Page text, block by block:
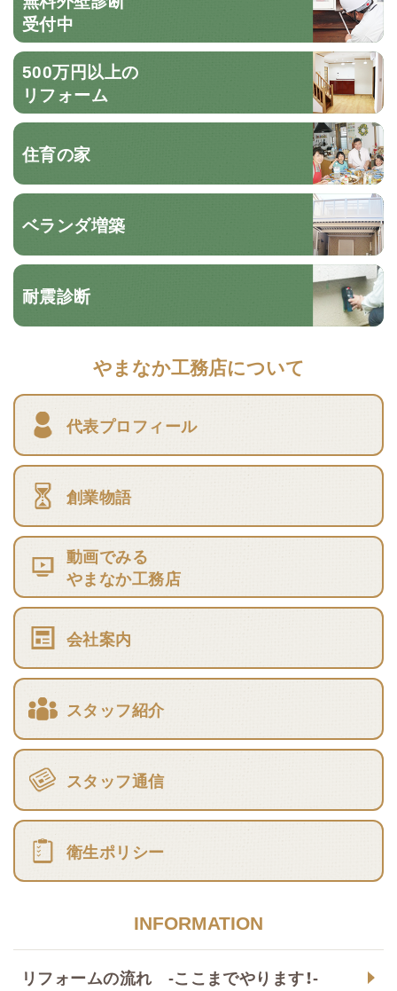
受付中
500万円以上の
リフォーム
住育の家
ベランダ増築
耐震診断
やまなか工務店について
代表プロフィール
創業物語
動画でみる
やまなか工務店
会社案内
スタッフ紹介
スタッフ通信
衛生ポリシー
INFORMATION
リフォームの流れ -ここまでやります！-